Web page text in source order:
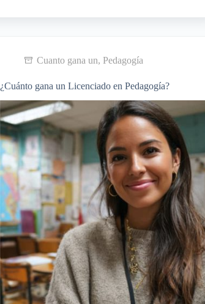
Cuanto gana un,Pedagogía
¿Cuánto gana un Licenciado en Pedagogía?